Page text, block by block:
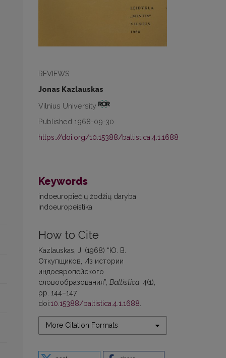
REVIEWS
Jonas Kazlauskas
Vilnius University
Published 1968-09-30
https://doi.org/10.15388/baltistica.4.1.1688
Keywords
indoeuropiečių žodžių daryba
indoeuropeistika
How to Cite
Kazlauskas, J. (1968) “Ю. В.
Откупщиков, Из истории
индоевропейского
словообразования”, Baltistica, 4(1),
pp. 144–147.
doi:10.15388/baltistica.4.1.1688.
More Citation Formats